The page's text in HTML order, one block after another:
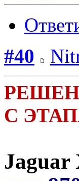
#40
С
Jaguar